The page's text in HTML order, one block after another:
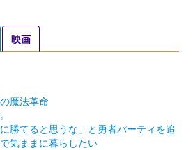
映画
魔法革命
勝てると思うな」と勇者パーティを追
気ままに暮らしたい